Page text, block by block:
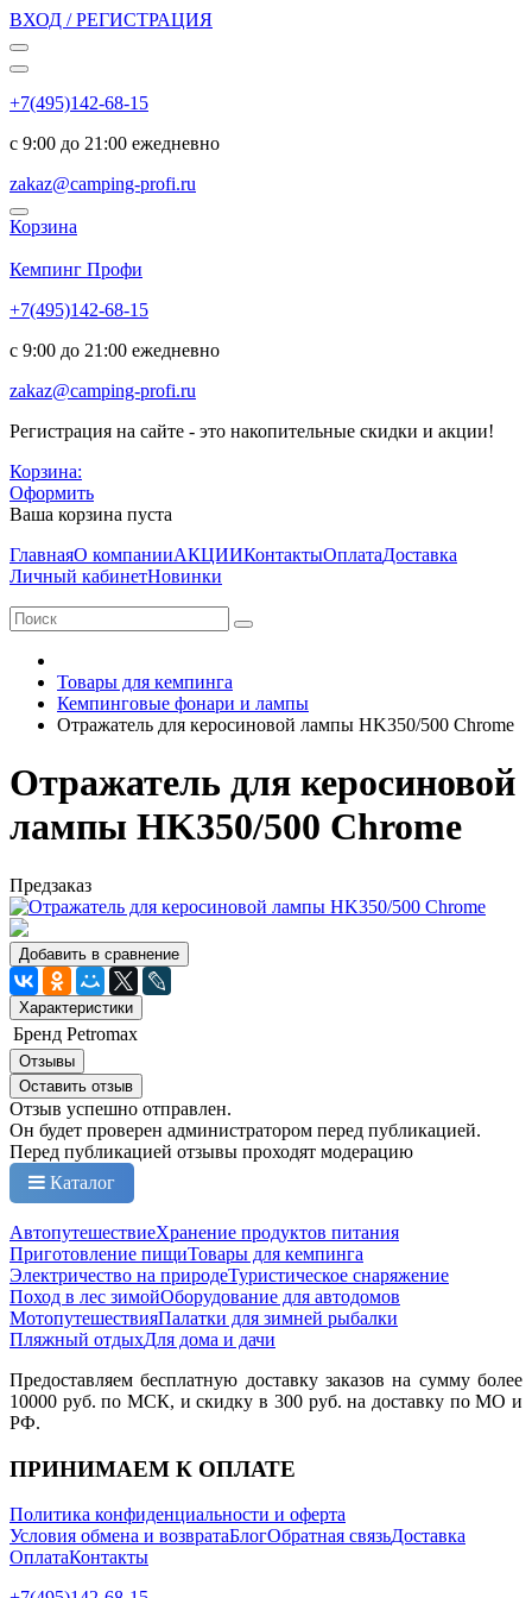
ВХОД / РЕГИСТРАЦИЯ
+7(495)142-68-15
с 9:00 до 21:00 ежедневно
zakaz@camping-profi.ru
Корзина
Кемпинг Профи
+7(495)142-68-15
с 9:00 до 21:00 ежедневно
zakaz@camping-profi.ru
Регистрация на сайте - это накопительные скидки и акции!
Корзина:
Оформить
Ваша корзина пуста
ГлавнаяО компанииАКЦИИКонтактыОплатаДоставка
Личный кабинетНовинки
Товары для кемпинга
Кемпинговые фонари и лампы
Отражатель для керосиновой лампы HK350/500 Chrome
Отражатель для керосиновой
лампы HK350/500 Chrome
Предзаказ
Добавить в сравнение
Характеристики
Бренд Petromax
Отзывы
Оставить отзыв
Отзыв успешно отправлен.
Он будет проверен администратором перед публикацией.
Перед публикацией отзывы проходят модерацию
Каталог
АвтопутешествиеХранение продуктов питания
Приготовление пищиТовары для кемпинга
Электричество на природеТуристическое снаряжение
Поход в лес зимойОборудование для автодомов
МотопутешествияПалатки для зимней рыбалки
Пляжный отдыхДля дома и дачи
Предоставляем бесплатную доставку заказов на сумму более
10000 руб. по МСК, и скидку в 300 руб. на доставку по МО и
РФ.
ПРИНИМАЕМ К ОПЛАТЕ
Политика конфиденциальности и оферта
Условия обмена и возвратаБлогОбратная связьДоставка
ОплатаКонтакты